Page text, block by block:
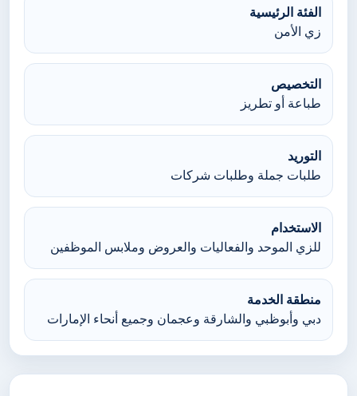
الفئة الرئيسية
زي الأمن
التخصيص
طباعة أو تطريز
التوريد
طلبات جملة وطلبات شركات
الاستخدام
للزي الموحد والفعاليات والعروض وملابس الموظفين
منطقة الخدمة
دبي وأبوظبي والشارقة وعجمان وجميع أنحاء الإمارات